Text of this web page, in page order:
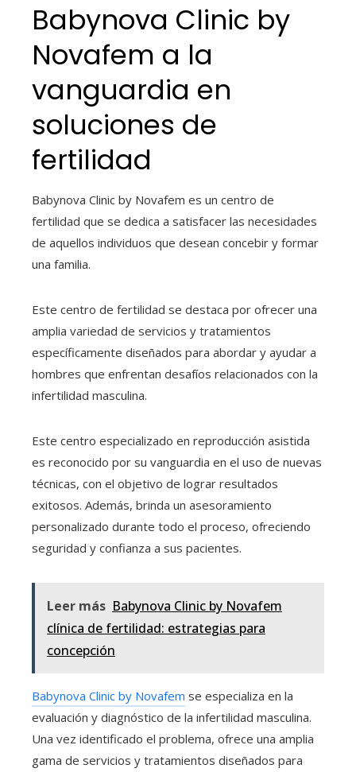
Babynova Clinic by
Novafem a la
vanguardia en
soluciones de
fertilidad
Babynova Clinic by Novafem es un centro de
fertilidad que se dedica a satisfacer las necesidades
de aquellos individuos que desean concebir y formar
una familia.
Este centro de fertilidad se destaca por ofrecer una
amplia variedad de servicios y tratamientos
específicamente diseñados para abordar y ayudar a
hombres que enfrentan desafíos relacionados con la
infertilidad masculina.
Este centro especializado en reproducción asistida
es reconocido por su vanguardia en el uso de nuevas
técnicas, con el objetivo de lograr resultados
exitosos. Además, brinda un asesoramiento
personalizado durante todo el proceso, ofreciendo
seguridad y confianza a sus pacientes.
Leer más Babynova Clinic by Novafem
clínica de fertilidad: estrategias para
concepción
Babynova Clinic by Novafem se especializa en la
evaluación y diagnóstico de la infertilidad masculina.
Una vez identificado el problema, ofrece una amplia
gama de servicios y tratamientos diseñados para